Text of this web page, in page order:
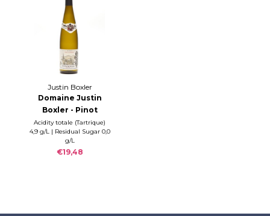
Justin Boxler
Domaine Justin
Boxler - Pinot
Auxerrois 2023
Acidity totale (Tartrique)
4,9 g/L | Residual Sugar 0,0
g/L
€19,48